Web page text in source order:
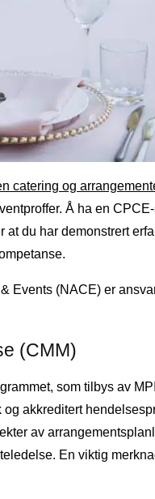
catering og
Å ha en
du har demonstrert
Events (NACE) er
(CMM)
som tilbys av
akkreditert
av
En viktig